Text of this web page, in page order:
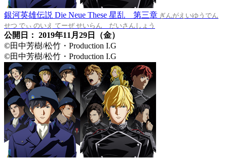
銀河英雄伝説 Die Neue These 星乱 第三章 ぎんがえいゆうでん
せつ でぃ のいえ てーぜ せいらん だいさんしょう
公開日： 2019年11月29日（金）
©田中芳樹/松竹・Production I.G
©田中芳樹/松竹・Production I.G